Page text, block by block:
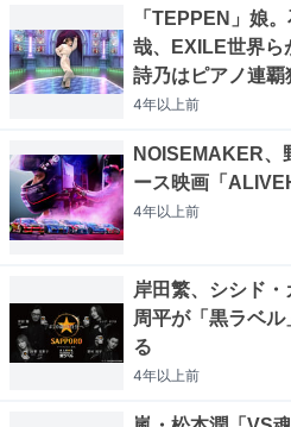
「TEPPEN」娘
哉、EXILE世界ら
詩乃はピアノ連覇
4年以上前
NOISEMAKER、
ース映画「
4年以上前
岸田繁、シシド
周平が「黒ラベ
る
4年以上前